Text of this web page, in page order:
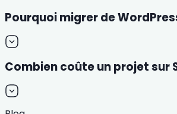
Pourquoi migrer de
Combien coûte un projet sur